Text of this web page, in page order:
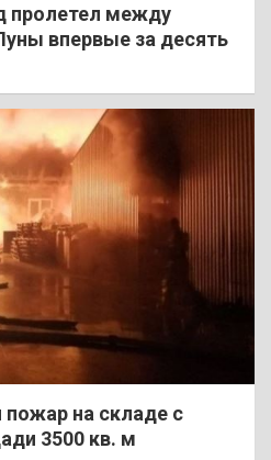
пролетел между
впервые за десять
на складе с
3500 кв. м